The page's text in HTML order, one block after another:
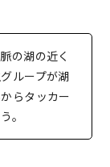
の湖の近く
ループが湖
らタッカー
。